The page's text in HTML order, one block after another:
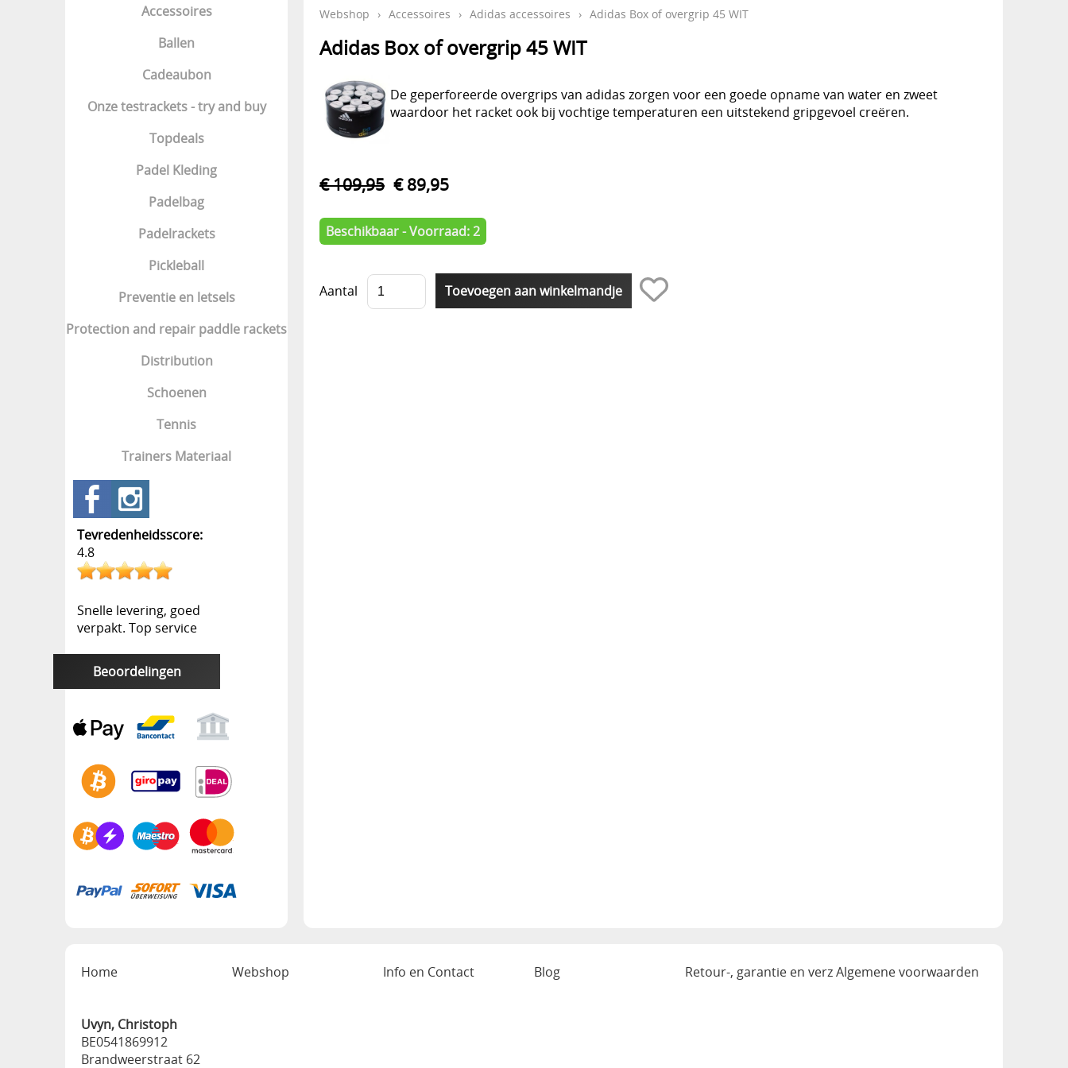
Accessoires
Ballen
Cadeaubon
Onze testrackets - try and buy
Topdeals
Padel Kleding
Padelbag
Padelrackets
Pickleball
Preventie en letsels
Protection and repair paddle rackets
Distribution
Schoenen
Tennis
Trainers Materiaal
Tevredenheidsscore:
4.8
Snelle levering, goed
verpakt. Top service
Beoordelingen
Webshop › Accessoires › Adidas accessoires › Adidas Box of overgrip 45 WIT
Adidas Box of overgrip 45 WIT
De geperforeerde overgrips van adidas zorgen voor een goede opname van water en zweet
waardoor het racket ook bij vochtige temperaturen een uitstekend gripgevoel creëren.
€ 109,95 € 89,95
Beschikbaar - Voorraad: 2
Aantal
Home Webshop Info en Contact Blog Retour-, garantie en verzAlgemene voorwaarden
Uvyn, Christoph
BE0541869912
Brandweerstraat 62